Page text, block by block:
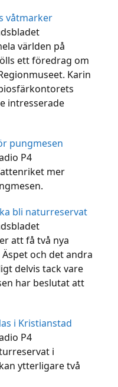
våtmarker
världen på
ett föredrag om
Karin
intresserade
pungmesen
P4
mer
bli naturreservat
att få två nya
och det andra
delvis tack vare
har beslutat att
i Kristianstad
P4
i
ytterligare två